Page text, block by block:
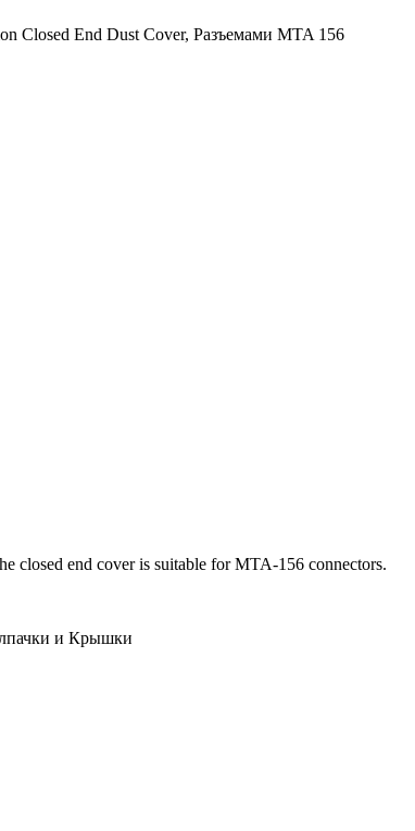
closed end cover is suitable for MTA-156 connectors.
и Крышки